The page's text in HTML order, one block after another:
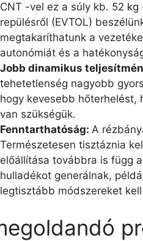
CNT -vel ez a súly kb. 52
repülésről (EVTOL)
megtakaríthatunk a
autonómiát és a
Jobb dinamikus
tehetetlenség nagyobb
hogy kevesebb hőterhelést,
van szükségük.
Fenntarthatóság: A
Természetesen tisztáznia
előállítása továbbra is függ
hulladékot generálnak,
legtisztább módszereket